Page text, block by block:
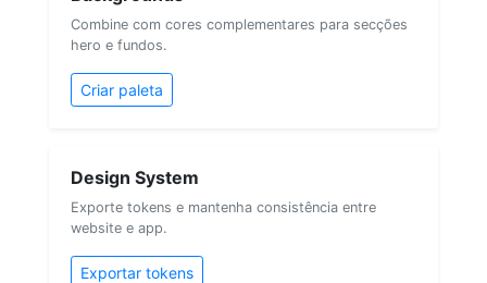
Combine com cores complementares para secções
hero e fundos.
Criar paleta
Design System
Exporte tokens e mantenha consistência entre
website e app.
Exportar tokens